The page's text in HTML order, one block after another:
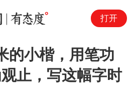
打开
的小楷，用笔功
止，写这幅字时